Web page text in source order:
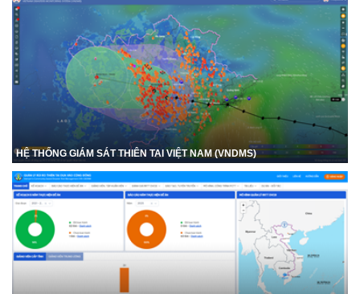
HỆ THỐNG GIÁM SÁT THIÊN TAI VIỆT NAM (VNDMS)